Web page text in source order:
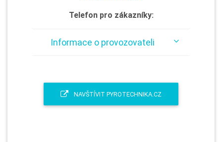
Telefon pro zákazníky:
Informace o provozovateli
NAVŠTÍVIT PYROTECHNIKA.CZ